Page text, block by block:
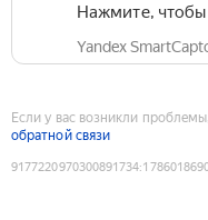
Нажмите,
Yandex
Если у вас возникли
обратной связи
9177220970300891734: